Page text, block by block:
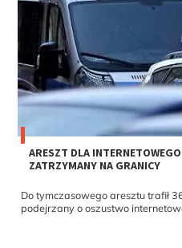
ARESZT DLA
ZATRZYMANY NA GRANICY
Do tymczasowego aresztu trafił
podejrzany o oszustwo